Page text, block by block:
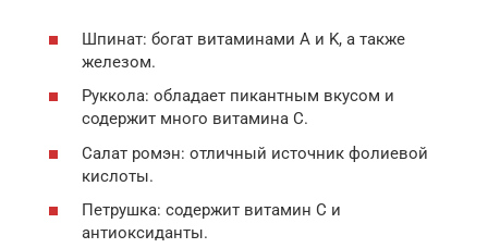
Шпинат: богат витаминами A и K, а также
железом.
Руккола: обладает пикантным вкусом и
содержит много витамина C.
Салат ромэн: отличный источник фолиевой
кислоты.
Петрушка: содержит витамин C и
антиоксиданты.